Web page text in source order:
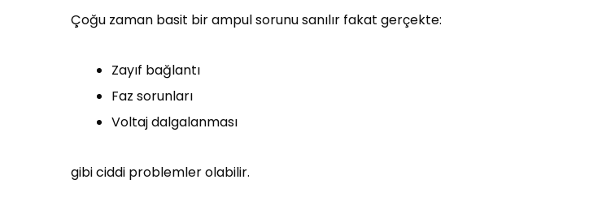
Çoğu zaman basit bir ampul sorunu sanılır fakat gerçekte:
Zayıf bağlantı
Faz sorunları
Voltaj dalgalanması
gibi ciddi problemler olabilir.